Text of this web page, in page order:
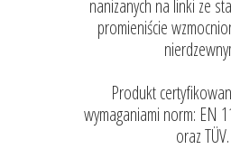
nanizanych na linki ze
promieniście
Produkt
wymaganiami norm: EN
oraz TÜV.